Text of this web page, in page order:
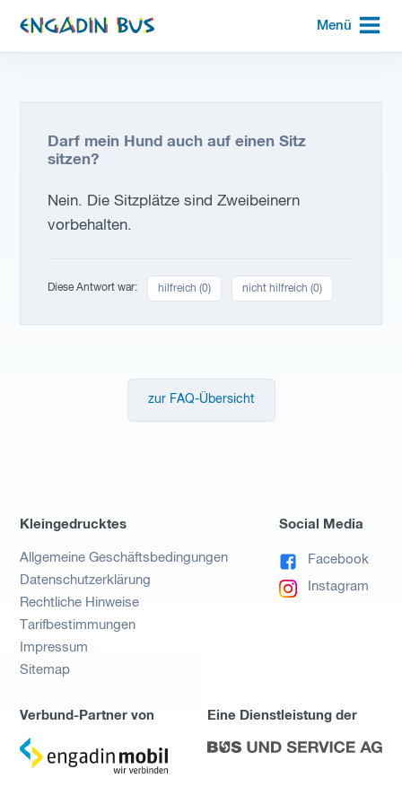
zur
Startseite
Menü
Darf mein Hund auch auf einen Sitz
sitzen?
Nein. Die Sitzplätze sind Zweibeinern
vorbehalten.
Diese Antwort war: hilfreich (0) nicht hilfreich (0)
zur FAQ-Übersicht
Kleingedrucktes
Allgemeine Geschäftsbedingungen
Datenschutzerklärung
Rechtliche Hinweise
Tarifbestimmungen
Impressum
Sitemap
Social Media
Facebook
Instagram
Verbund-Partner von
zu
Engadin
Eine Dienstleistung der
zu